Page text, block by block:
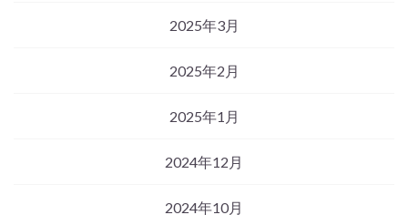
2025年3月
2025年2月
2025年1月
2024年12月
2024年10月